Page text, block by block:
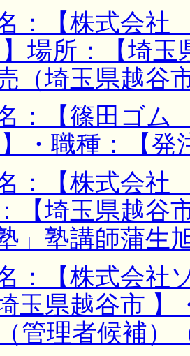
：【株式会
場所：【埼
（埼玉県越谷
：【篠田ゴ
・職種：【発
：【株式会
【埼玉県越谷
」塾講師蒲生
：【株式会社
玉県越谷市
管理者候補）